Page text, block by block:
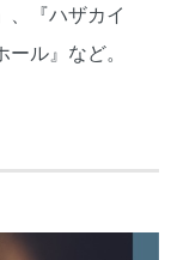
、『ハザカイ
ル』など。